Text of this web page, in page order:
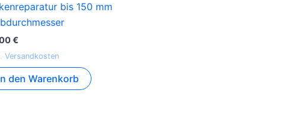
bis 150 mm
€
Versandkosten
den Warenkorb